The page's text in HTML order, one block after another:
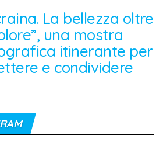
La bellezza oltre
una mostra
itinerante per
e condividere